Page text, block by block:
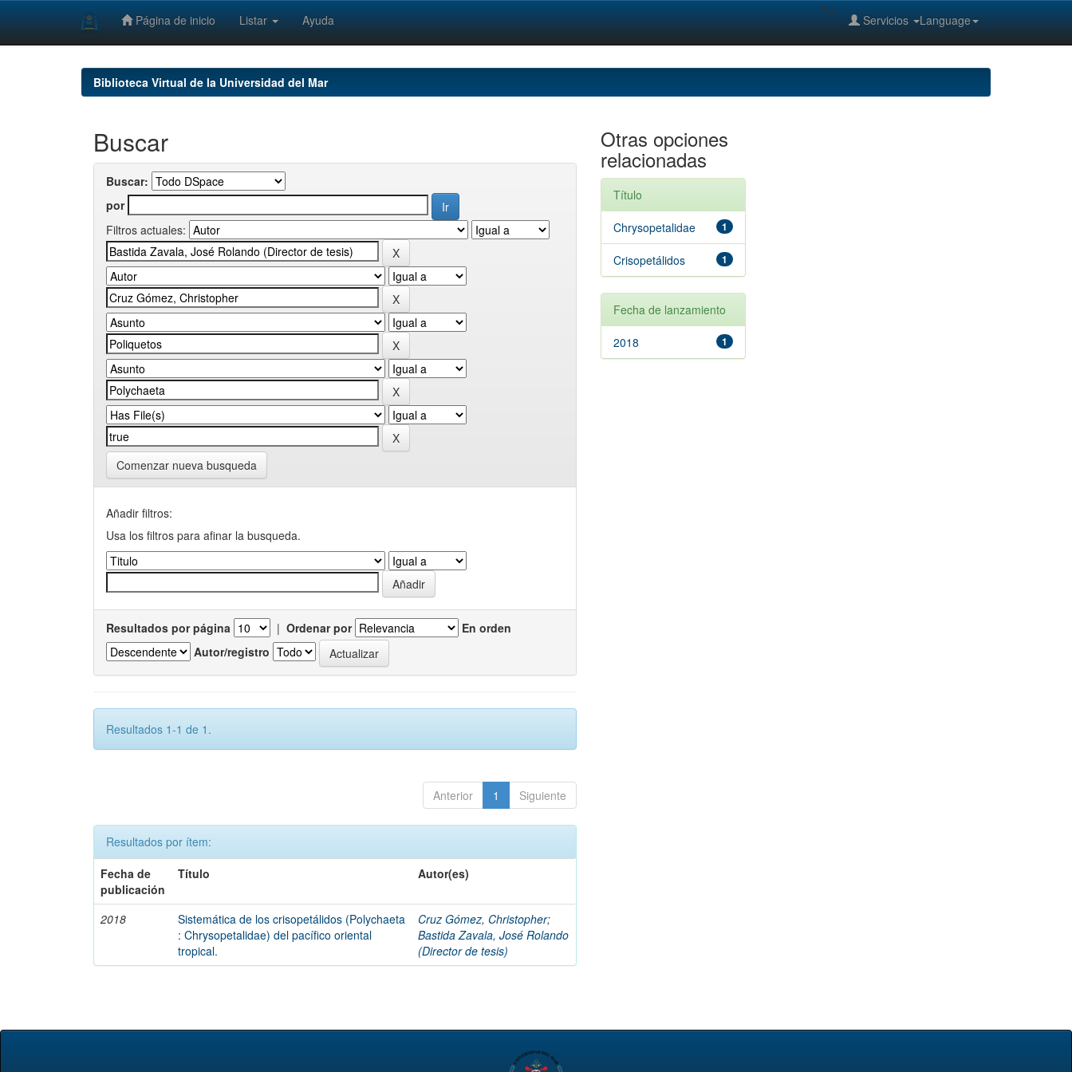
Página de inicio Listar Ayuda Language
Servicios
--%>
Biblioteca Virtual de la Universidad del Mar
Buscar
Buscar:
por
Filtros actuales:
Comenzar nueva busqueda
Añadir filtros:
Usa los filtros para afinar la busqueda.
Resultados por página | Ordenar por
En orden
Autor/registro
Resultados 1-1 de 1.
Anterior 1 Siguiente
Resultados por ítem:
Fecha de
publicación
Título Autor(es)
2018
Sistemática de los crisopetálidos (Polychaeta
: Chrysopetalidae) del pacífico oriental
tropical.
Cruz Gómez, Christopher;
Bastida Zavala, José Rolando
(Director de tesis)
Otras opciones
relacionadas
Título
1
Chrysopetalidae
1
Crisopetálidos
Fecha de lanzamiento
1
2018